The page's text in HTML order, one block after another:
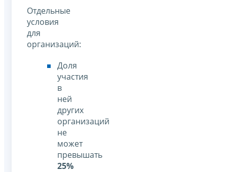
Отдельные
условия
для
организаций:
Доля
участия
в
ней
других
организаций
не
может
превышать
25%